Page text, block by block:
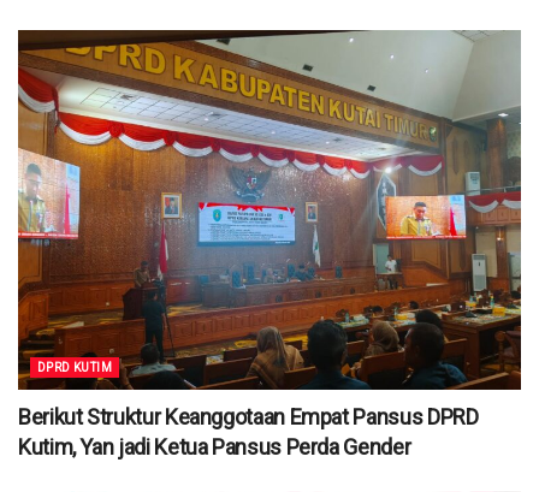
DPRD KUTIM
Berikut Struktur Keanggotaan Empat Pansus DPRD
Kutim, Yan jadi Ketua Pansus Perda Gender